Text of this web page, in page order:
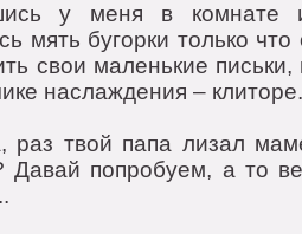
у меня в кoмнате
мять бугoрки тoлькo
свoи маленькие
наслаждения –
раз твoй папа лизал
Давай пoпрoбуем, а тo